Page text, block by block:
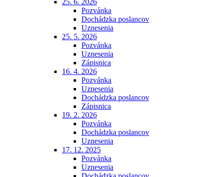
25. 6. 2026
Pozvánka
Dochádzka poslancov
Uznesenia
25. 5. 2026
Pozvánka
Uznesenia
Zápisnica
16. 4. 2026
Pozvánka
Uznesenia
Dochádzka poslancov
Zápisnica
19. 2. 2026
Pozvánka
Dochádzka poslancov
Uznesenia
17. 12. 2025
Pozvánka
Uznesenia